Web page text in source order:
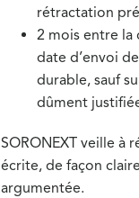
rétractation
2 mois entre la
date d’envoi
durable, sauf
dûment
SORONEXT veille à
écrite, de façon
argumentée.